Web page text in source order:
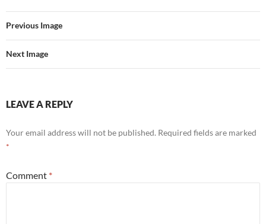
Previous Image
Next Image
LEAVE A REPLY
Your email address will not be published. Required fields are marked
*
Comment *